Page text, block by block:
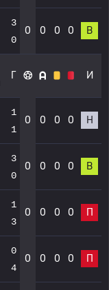
3
0
0 0 0 0 В
Г И
1
1
0 0 0 0 Н
3
0
0 0 0 0 В
1
3
0 0 0 0 П
0
4
0 0 0 0 П